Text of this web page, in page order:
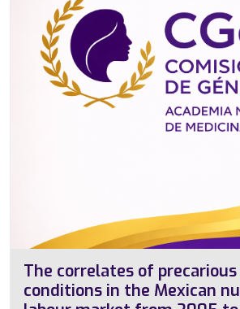
The correlates of
conditions in the Mexican